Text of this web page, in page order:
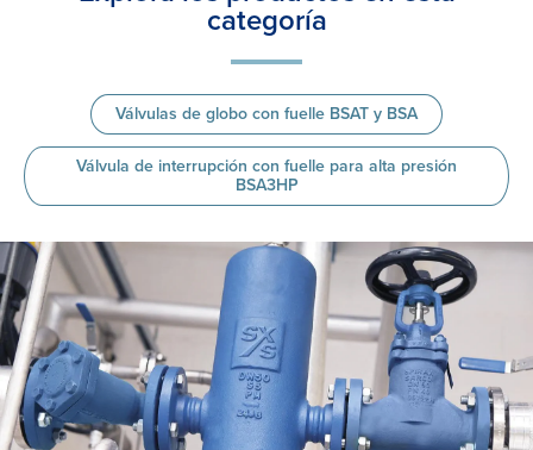
categoría
Válvulas de globo con fuelle BSAT y BSA
Válvula de interrupción con fuelle para alta presión
BSA3HP